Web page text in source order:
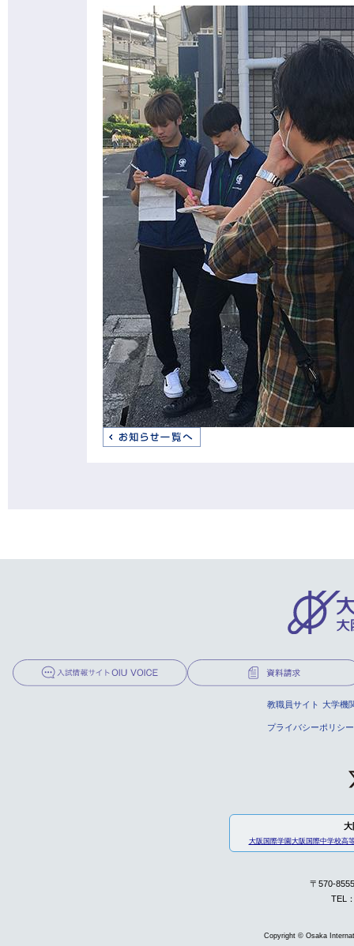
教職員サイト 大学機
プライバシーポリシー
大
大阪国際学園大阪国際中学校高
〒570-
TEL
Copyright © Osaka